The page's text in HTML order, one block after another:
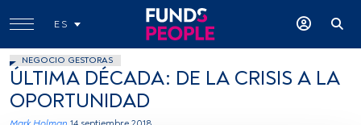
ES
NEGOCIO GESTORAS
ÚLTIMA DÉCADA: DE LA CRISIS A LA
OPORTUNIDAD